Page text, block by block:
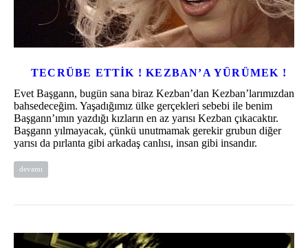
TECRÜBE ETTIK ! KEZBAN’A YÜRÜMEK !
Evet Başgann, bugün sana biraz Kezban’dan Kezban’larımızdan
bahsedeceğim. Yaşadığımız ülke gerçekleri sebebi ile benim
Başgann’ımın yazdığı kızların en az yarısı Kezban çıkacaktır.
Başgann yılmayacak, çünkü unutmamak gerekir grubun diğer
yarısı da pırlanta gibi arkadaş canlısı, insan gibi insandır.
devamı